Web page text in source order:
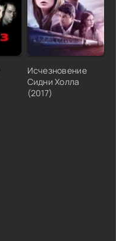
Исчезновение
Сидни Холла
(2017)